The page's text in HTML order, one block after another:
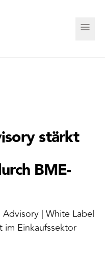
stärkt
BME-
| White Label
Einkaufssektor